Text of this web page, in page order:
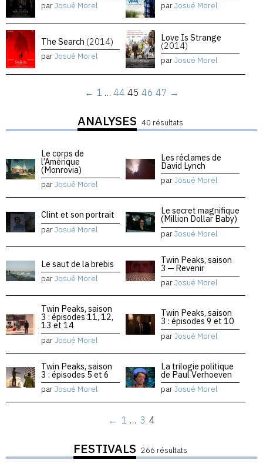
parJosué Morel parJosué Morel
The Search (2014)
parJosué Morel
Love Is Strange
(2014)
parJosué Morel
← 1 … 44 45 46 47 →
ANALYSES 40 résultats
Le corps de
l’Amérique
(Monrovia)
parJosué Morel
Les réclames de
David Lynch
parJosué Morel
Clint et son portrait
parJosué Morel
Le secret magnifique
(Million Dollar Baby)
parJosué Morel
Le saut de la brebis
parJosué Morel
Twin Peaks, saison
3 — Revenir
parJosué Morel
Twin Peaks, saison
3 : épisodes 11, 12,
13 et 14
parJosué Morel
Twin Peaks, saison
3 : épisodes 9 et 10
parJosué Morel
Twin Peaks, saison
3 : épisodes 5 et 6
parJosué Morel
La trilogie politique
de Paul Verhoeven
parJosué Morel
← 1 … 3 4
FESTIVALS 266 résultats